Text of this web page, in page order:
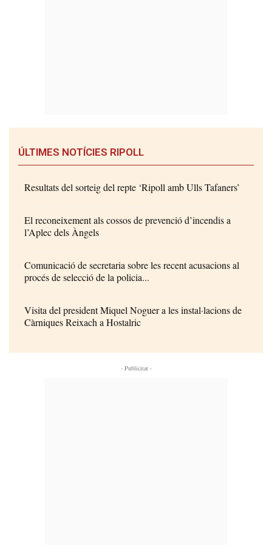
ÚLTIMES NOTÍCIES RIPOLL
Resultats del sorteig del repte ‘Ripoll amb Ulls Tafaners’
El reconeixement als cossos de prevenció d’incendis a
l’Aplec dels Àngels
Comunicació de secretaria sobre les recent acusacions al
procés de selecció de la policia...
Visita del president Miquel Noguer a les instal·lacions de
Càrniques Reixach a Hostalric
- Publicitat -